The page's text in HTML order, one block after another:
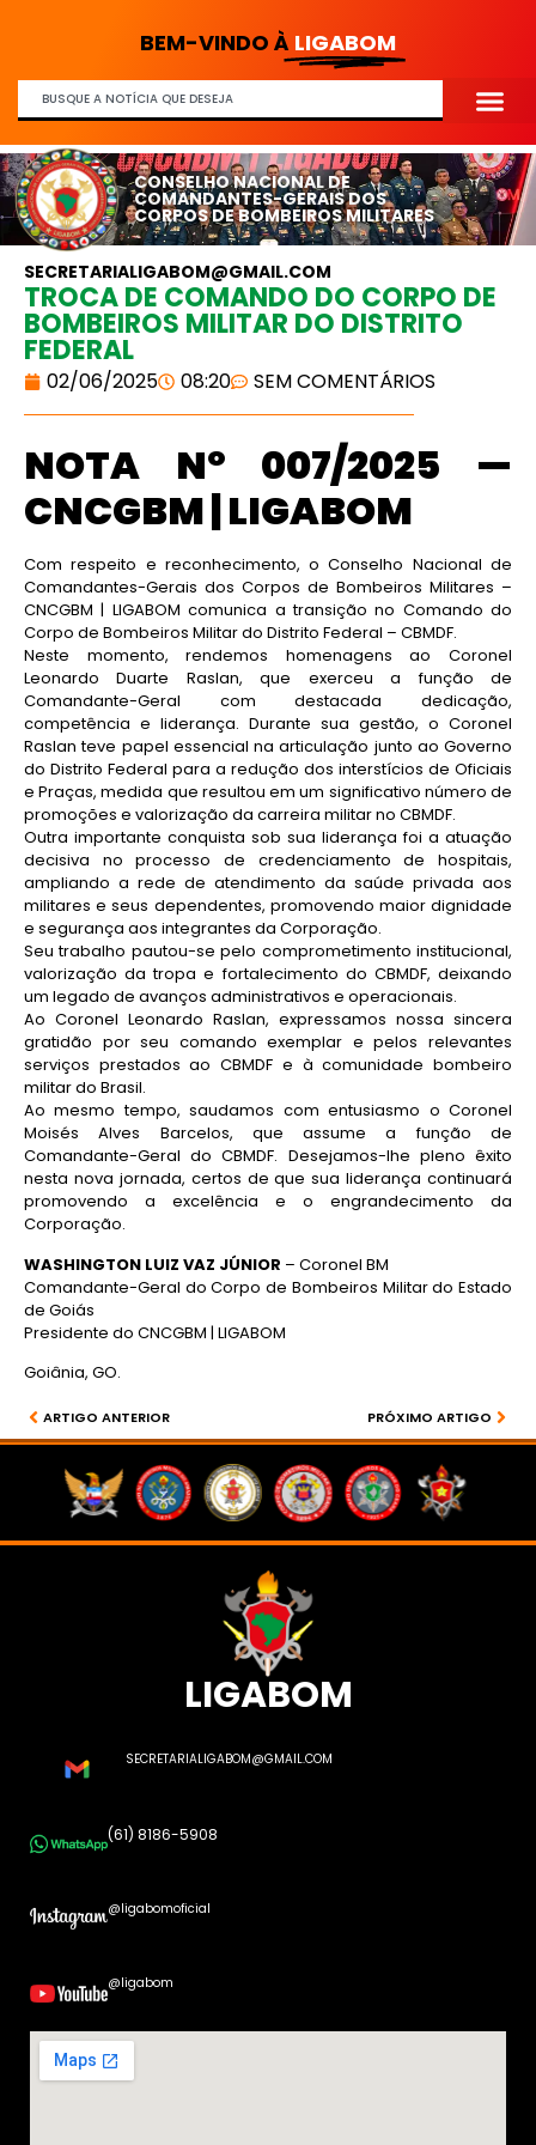
BEM-VINDO À LIGABOM
CONSELHO NACIONAL DE
COMANDANTES-GERAIS DOS
CORPOS DE BOMBEIROS MILITARES
SECRETARIALIGABOM@GMAIL.COM
TROCA DE COMANDO DO CORPO DE
BOMBEIROS MILITAR DO DISTRITO
FEDERAL
02/06/2025 08:20 SEM COMENTÁRIOS
NOTA Nº 007/2025 —
CNCGBM | LIGABOM
Com respeito e reconhecimento, o Conselho Nacional de
Comandantes-Gerais dos Corpos de Bombeiros Militares –
CNCGBM | LIGABOM comunica a transição no Comando do
Corpo de Bombeiros Militar do Distrito Federal – CBMDF.
Neste momento, rendemos homenagens ao Coronel
Leonardo Duarte Raslan, que exerceu a função de
Comandante-Geral com destacada dedicação,
competência e liderança. Durante sua gestão, o Coronel
Raslan teve papel essencial na articulação junto ao Governo
do Distrito Federal para a redução dos interstícios de Oficiais
e Praças, medida que resultou em um significativo número de
promoções e valorização da carreira militar no CBMDF.
Outra importante conquista sob sua liderança foi a atuação
decisiva no processo de credenciamento de hospitais,
ampliando a rede de atendimento da saúde privada aos
militares e seus dependentes, promovendo maior dignidade
e segurança aos integrantes da Corporação.
Seu trabalho pautou-se pelo comprometimento institucional,
valorização da tropa e fortalecimento do CBMDF, deixando
um legado de avanços administrativos e operacionais.
Ao Coronel Leonardo Raslan, expressamos nossa sincera
gratidão por seu comando exemplar e pelos relevantes
serviços prestados ao CBMDF e à comunidade bombeiro
militar do Brasil.
Ao mesmo tempo, saudamos com entusiasmo o Coronel
Moisés Alves Barcelos, que assume a função de
Comandante-Geral do CBMDF. Desejamos-lhe pleno êxito
nesta nova jornada, certos de que sua liderança continuará
promovendo a excelência e o engrandecimento da
Corporação.
WASHINGTON LUIZ VAZ JÚNIOR – Coronel BM
Comandante-Geral do Corpo de Bombeiros Militar do Estado
de Goiás
Presidente do CNCGBM | LIGABOM
Goiânia, GO.
ARTIGO ANTERIOR PRÓXIMO ARTIGO
LIGABOM
SECRETARIALIGABOM@GMAIL.COM
(61) 8186-5908
@ligabomoficial
@ligabom